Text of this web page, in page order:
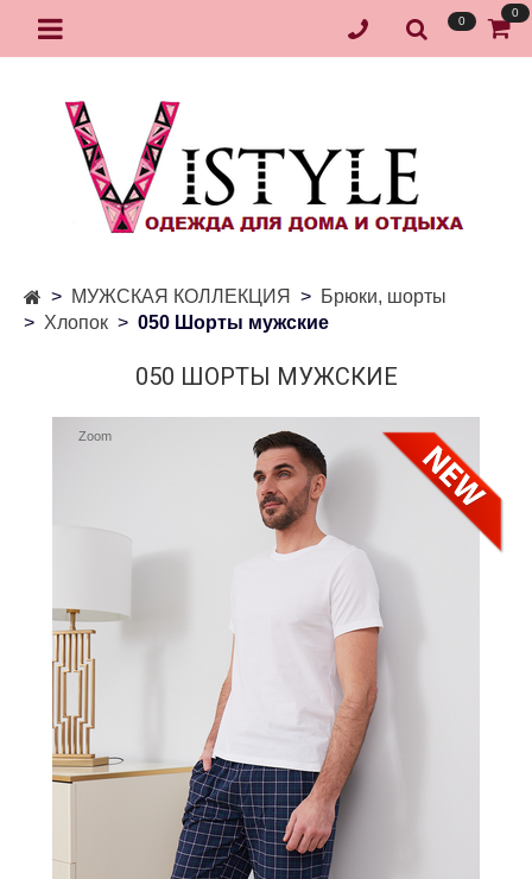
0
0
МУЖСКАЯ КОЛЛЕКЦИЯ
Брюки, шорты
Хлопок
050 Шорты мужские
050 ШОРТЫ МУЖСКИЕ
Zoom